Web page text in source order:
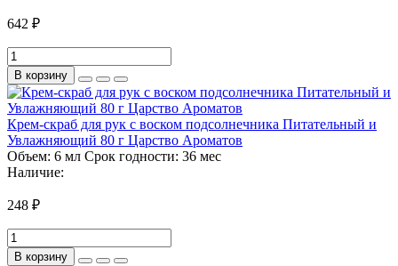
642 ₽
В корзину
Крем-скраб для рук с воском подсолнечника Питательный и
Увлажняющий 80 г Царство Ароматов
Объем: 6 мл Срок годности: 36 мес
Наличие:
248 ₽
В корзину